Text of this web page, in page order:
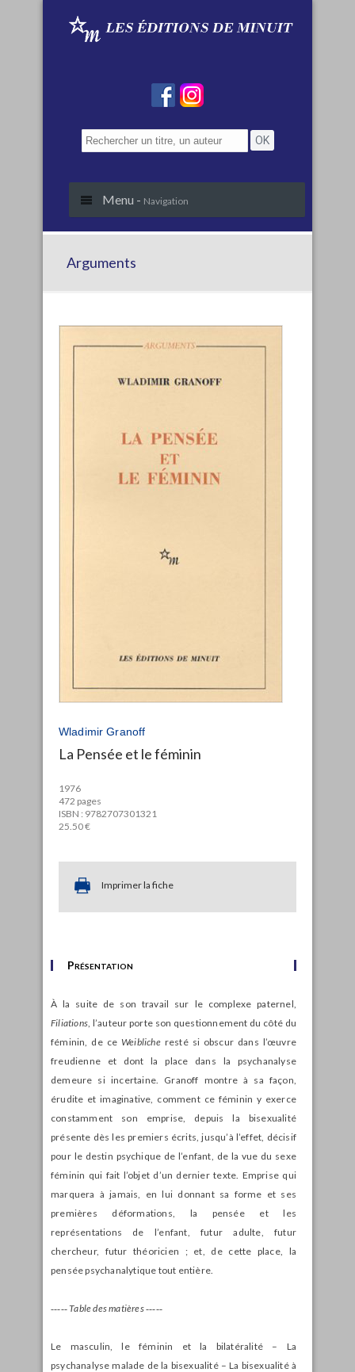
Menu - Navigation
Arguments
Wladimir Granoff
La Pensée et le féminin
1976
472 pages
ISBN : 9782707301321
25.50 €
Imprimer la fiche
Présentation
À la suite de son travail sur le complexe paternel,
Filiations , l’auteur porte son questionnement du côté du
féminin, de ceWeiblicheresté si obscur dans l’œuvre
freudienne et dont la place dans la psychanalyse
demeure si incertaine. Granoff montre à sa façon,
érudite et imaginative, comment ce féminin y exerce
constamment son emprise, depuis la bisexualité
présente dès les premiers écrits, jusqu’à l’effet, décisif
pour le destin psychique de l’enfant, de la vue du sexe
féminin qui fait l’objet d’un dernier texte. Emprise qui
marquera à jamais, en lui donnant sa forme et ses
premières déformations, la pensée et les
représentations de l’enfant, futur adulte, futur
chercheur, futur théoricien ; et, de cette place, la
pensée psychanalytique tout entière.
‑‑‑‑‑Table des matières ‑‑‑‑‑
Le masculin, le féminin et la bilatéralité – La
psychanalyse malade de la bisexualité – La bisexualité à